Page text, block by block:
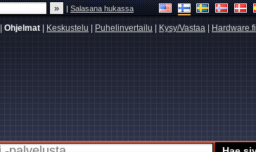
|Salasana hukassa
Ohjelmat Keskustelu Puhelinvertailu Kysy/Vastaa Hardware.fi